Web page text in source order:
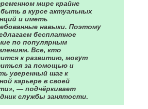
мире крайне
в курсе актуальных
и иметь
навыки. Поэтому
бесплатное
по популярным
Все, кто
к развитию, могут
за помощью и
уверенный шаг к
карьере в своей
— подчёркивает
службы занятости.